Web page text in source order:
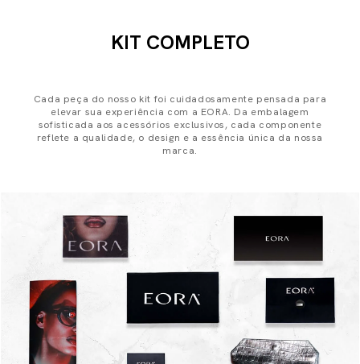
KIT COMPLETO
Cada peça do nosso kit foi cuidadosamente pensada para
elevar sua experiência com a EORA. Da embalagem
sofisticada aos acessórios exclusivos, cada componente
reflete a qualidade, o design e a essência única da nossa
marca.